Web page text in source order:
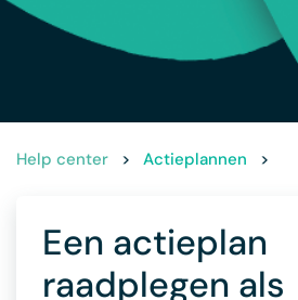
Help center > Actieplannen >
Een actieplan
raadplegen als